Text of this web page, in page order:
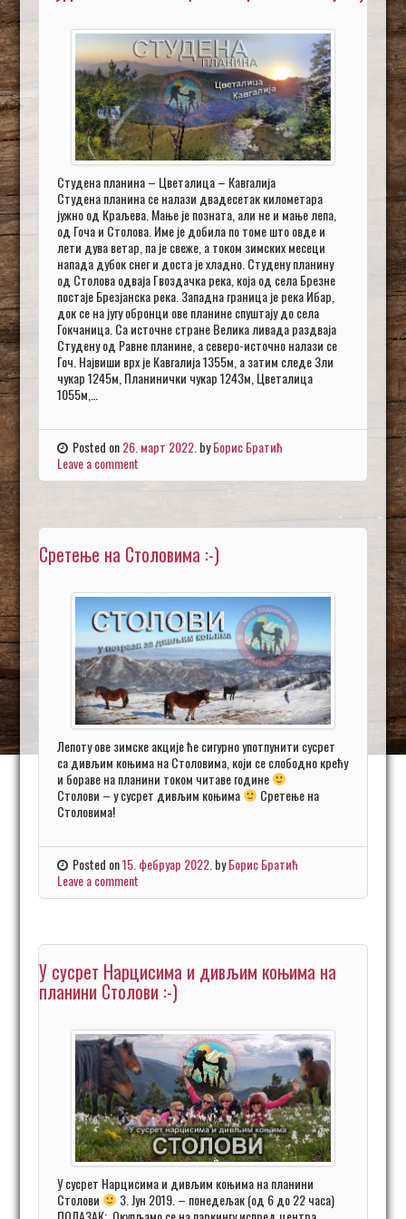
Студена планина – Цветалица – Кавгалија
Студена планина се налази двадесетак километара
јужно од Краљева. Мање је позната, али не и мање лепа,
од Гоча и Столова. Име је добила по томе што овде и
лети дува ветар, па је свеже, а током зимских месеци
напада дубок снег и доста је хладно. Студену планину
од Столова одваја Гвоздачка река, која од села Брезне
постаје Брезјанска река. Западна граница је река Ибар,
док се на југу обронци ове планине спуштају до села
Гокчаница. Са источне стране Велика ливада раздваја
Студену од Равне планине, а северо-источно налази се
Гоч. Највиши врх је Кавгалија 1355м, а затим следе Зли
чукар 1245м, Планинички чукар 1243м, Цветалица
1055м,…
Posted on26. март 2022.byБорис Братић
Leave a comment
Сретење на Столовима :-)
Лепоту ове зимске акције ће сигурно употпунити сусрет
са дивљим коњима на Столовима, који се слободно крећу
и бораве на планини током читаве године
Столови – у сусрет дивљим коњима
Сретење на
Столовима!
Posted on15. фебруар 2022. byБорис Братић
Leave a comment
У сусрет Нарцисима и дивљим коњима на
планини Столови :-)
У сусрет Нарцисима и дивљим коњима на планини
Столови
3. Јун 2019. – понедељак (од 6 до 22 часа)